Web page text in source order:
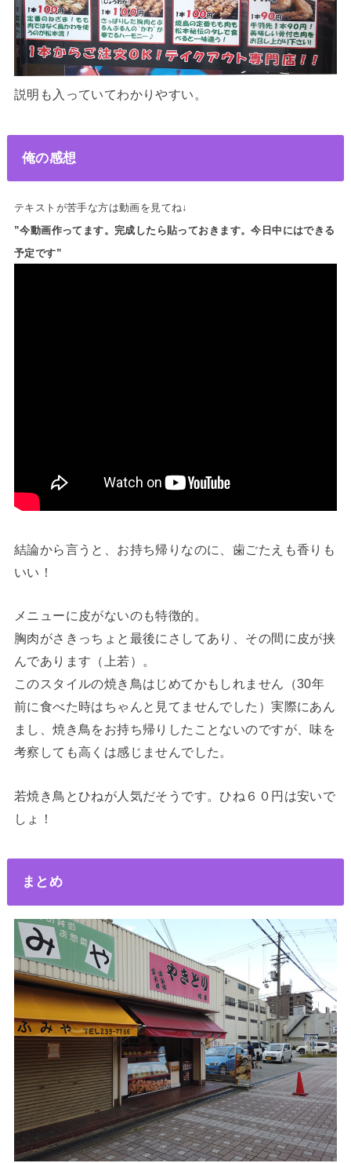
説明も入っていてわかりやすい。
俺の感想
テキストが苦手な方は動画を見てね↓
”今動画作ってます。完成したら貼っておきます。今日中にはできる
予定です”
結論から言うと、お持ち帰りなのに、歯ごたえも香りも
いい！
メニューに皮がないのも特徴的。
胸肉がさきっちょと最後にさしてあり、その間に皮が挟
んであります（上若）。
このスタイルの焼き鳥はじめてかもしれません（30年
前に食べた時はちゃんと見てませんでした）実際にあん
まし、焼き鳥をお持ち帰りしたことないのですが、味を
考察しても高くは感じませんでした。
若焼き鳥とひねが人気だそうです。ひね６０円は安いで
しょ！
まとめ